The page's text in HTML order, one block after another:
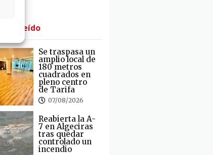
· Lo + Leído
Se traspasa un
amplio local de
180 metros
cuadrados en
pleno centro
de Tarifa
07/08/2026
Reabierta la A-
7 en Algeciras
tras quedar
controlado un
incendio